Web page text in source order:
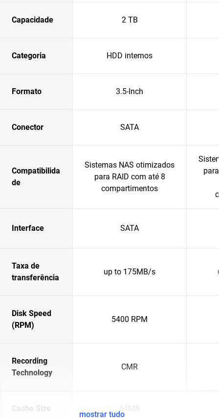
Capacidade 2 TB
Categoria HDD internos
Formato 3.5-Inch
Conector SATA
Compatibilida
de
Sistemas NAS otimizados
para RAID com até 8
compartimentos
Interface SATA
Taxa de
transferência
up to 175MB/s
Disk Speed
(RPM)
5400 RPM
Recording
Technology
CMR
Cache Size 64MB
mostrar tudo